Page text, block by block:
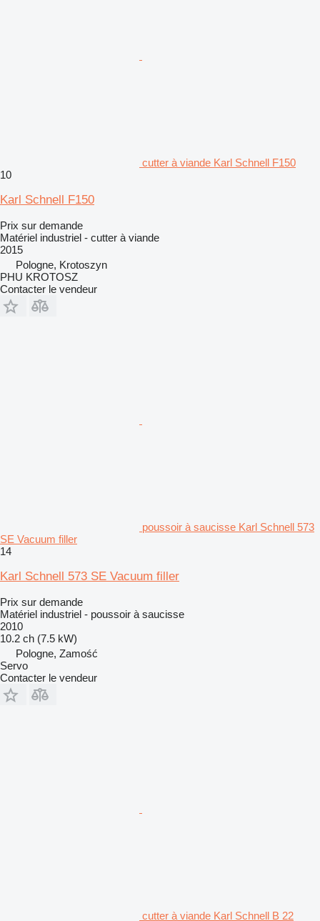
cutter à viande Karl Schnell F150
10
Karl Schnell F150
Prix sur demande
Matériel industriel - cutter à viande
2015
Pologne, Krotoszyn
PHU KROTOSZ
Contacter le vendeur
poussoir à saucisse Karl Schnell 573
SE Vacuum filler
14
Karl Schnell 573 SE Vacuum filler
Prix sur demande
Matériel industriel - poussoir à saucisse
2010
10.2 ch (7.5 kW)
Pologne, Zamość
Servo
Contacter le vendeur
cutter à viande Karl Schnell B 22